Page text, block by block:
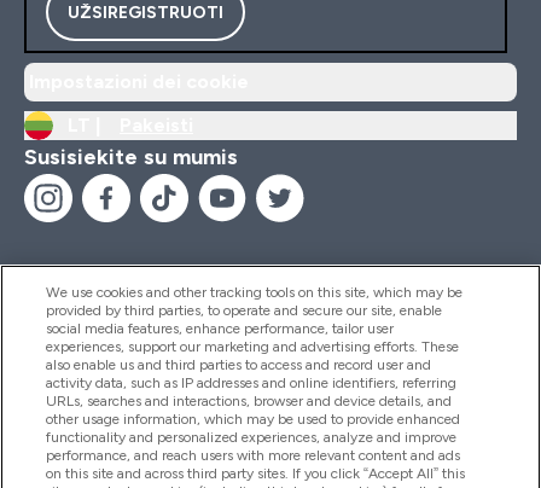
UŽSIREGISTRUOTI
Susisiekite su mumis
Pagalba Ir Informacija
Produktai
Informacija Apie Kompaniją
We use cookies and other tracking tools on this site, which may be
provided by third parties, to operate and secure our site, enable
social media features, enhance performance, tailor user
experiences, support our marketing and advertising efforts. These
also enable us and third parties to access and record user and
activity data, such as IP addresses and online identifiers, referring
URLs, searches and interactions, browser and device details, and
other usage information, which may be used to provide enhanced
functionality and personalized experiences, analyze and improve
performance, and reach users with more relevant content and ads
on this site and across third party sites. If you click “Accept All” this